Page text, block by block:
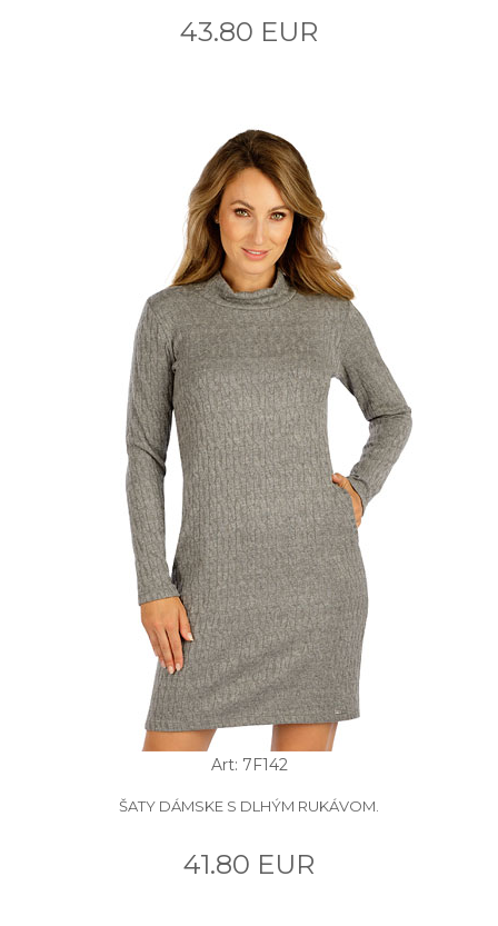
43.80 EUR
Art: 7F142
ŠATY DÁMSKE S DLHÝM RUKÁVOM.
41.80 EUR